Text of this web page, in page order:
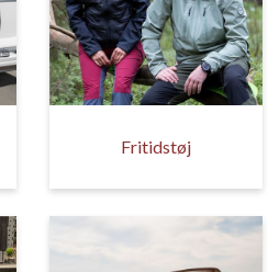
Fritidstøj